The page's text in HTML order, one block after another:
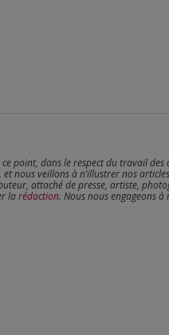
point, dans le respect du travail
veillons à n’illustrer nos
attaché de presse, artiste,
larédaction. Nous nous engageons